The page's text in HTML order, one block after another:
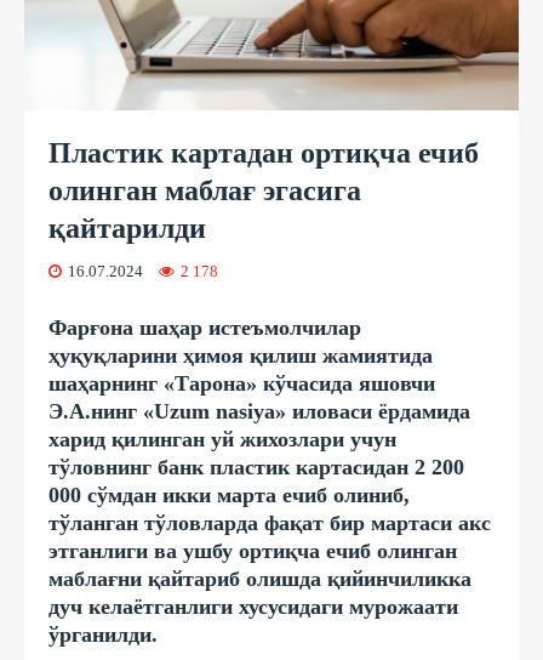
Пластик картадан ортиқча ечиб
олинган маблағ эгасига
қайтарилди
16.07.2024 2 178
Фарғона шаҳар истеъмолчилар
ҳуқуқларини ҳимоя қилиш жамиятида
шаҳарнинг «Тарона» кўчасида яшовчи
Э.А.нинг «Uzum nasiya» иловаси ёрдамида
харид қилинган уй жихозлари учун
тўловнинг банк пластик картасидан 2 200
000 сўмдан икки марта ечиб олиниб,
тўланган тўловларда фақат бир мартаси акс
этганлиги ва ушбу ортиқча ечиб олинган
маблағни қайтариб олишда қийинчиликка
дуч келаётганлиги хусусидаги мурожаати
ўрганилди.